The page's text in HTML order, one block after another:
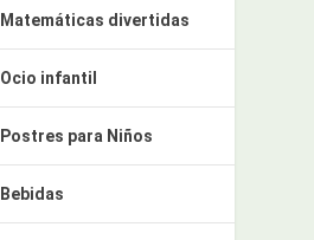
Matemáticas divertidas
Ocio infantil
Postres para Niños
Bebidas